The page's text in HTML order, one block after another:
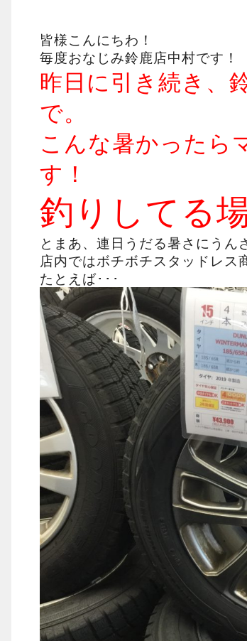
皆様こんにちわ！
毎度おなじみ鈴鹿店中村です！
昨日に引き続き、
で。
こんな暑かったら
す！
釣りしてる
とまあ、連日うだる暑さにうん
店内ではボチボチスタッドレス
たとえば･･･